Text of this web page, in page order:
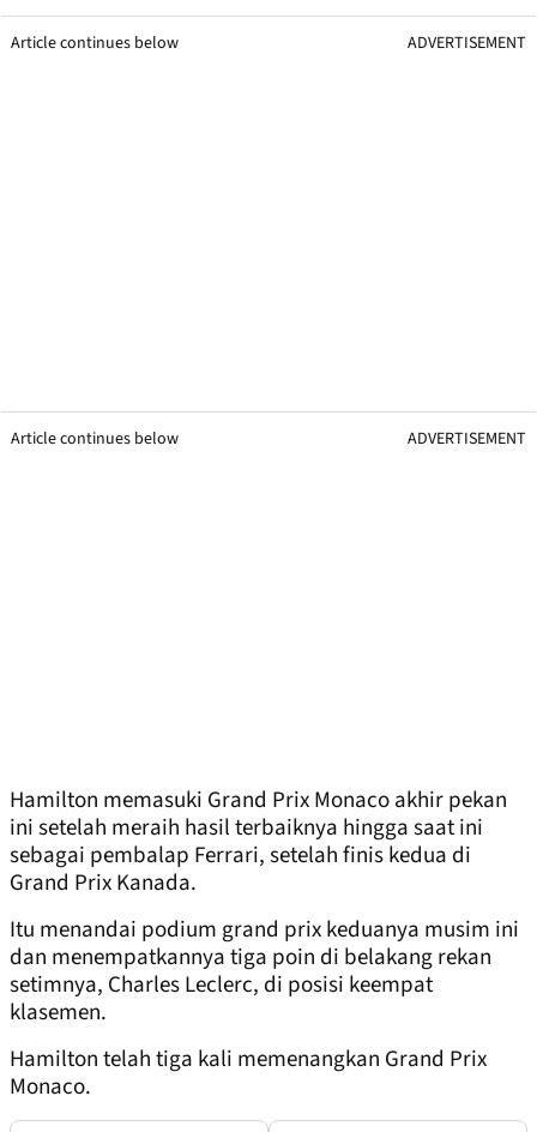
Article continues below ADVERTISEMENT
Article continues below ADVERTISEMENT
Hamilton memasuki Grand Prix Monaco akhir pekan
ini setelah meraih hasil terbaiknya hingga saat ini
sebagai pembalap Ferrari, setelah finis kedua di
Grand Prix Kanada.
Itu menandai podium grand prix keduanya musim ini
dan menempatkannya tiga poin di belakang rekan
setimnya, Charles Leclerc, di posisi keempat
klasemen.
Hamilton telah tiga kali memenangkan Grand Prix
Monaco.